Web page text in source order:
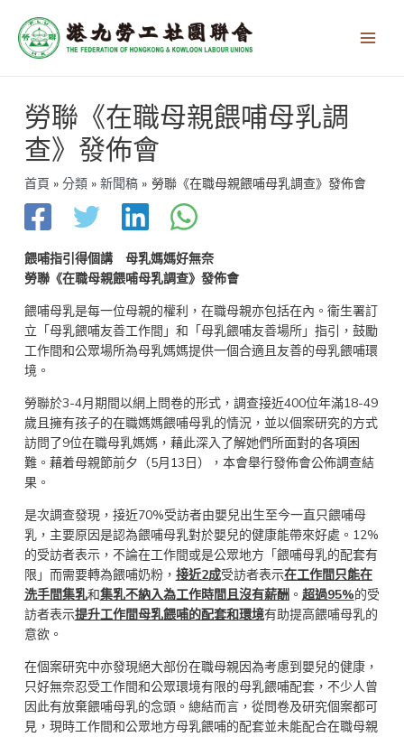
勞聯《在職母親餵哺母乳調
查》發佈會
首頁 分類 新聞稿 勞聯《在職母親餵哺母乳調查》發佈會
餵哺指引得個講 母乳媽媽好無奈
勞聯《在職母親餵哺母乳調查》發佈會
餵哺母乳是每一位母親的權利，在職母親亦包括在內。衞生署訂
立「母乳餵哺友善工作間」和「母乳餵哺友善場所」指引，鼓勵
工作間和公眾場所為母乳媽媽提供一個合適且友善的母乳餵哺環
境。
勞聯於3-4月期間以網上問卷的形式，調查接近400位年滿18-49
歲且擁有孩子的在職媽媽餵哺母乳的情況，並以個案研究的方式
訪問了9位在職母乳媽媽，藉此深入了解她們所面對的各項困
難。藉着母親節前夕（5月13日），本會舉行發佈會公佈調查結
果。
是次調查發現，接近70%受訪者由嬰兒出生至今一直只餵哺母
乳，主要原因是認為餵哺母乳對於嬰兒的健康能帶來好處。12%
的受訪者表示，不論在工作間或是公眾地方「餵哺母乳的配套有
限」而需要轉為餵哺奶粉， 接近2成受訪者表示在工作間只能在
洗手間集乳和集乳不納入為工作時間且沒有薪酬 。 超過95%的受
訪者表示提升工作間母乳餵哺的配套和環境有助提高餵哺母乳的
意欲。
在個案研究中亦發現絕大部份在職母親因為考慮到嬰兒的健康，
只好無奈忍受工作間和公眾環境有限的母乳餵哺配套，不少人曾
因此有放棄餵哺母乳的念頭。總結而言，從問卷及研究個案都可
見，現時工作間和公眾地方母乳餵哺的配套並未能配合在職母親
章
導
覽